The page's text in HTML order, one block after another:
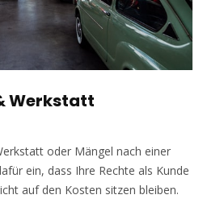
Werkstatt
oder Mängel nach einer
ein, dass Ihre Rechte als Kunde
auf den Kosten sitzen bleiben.